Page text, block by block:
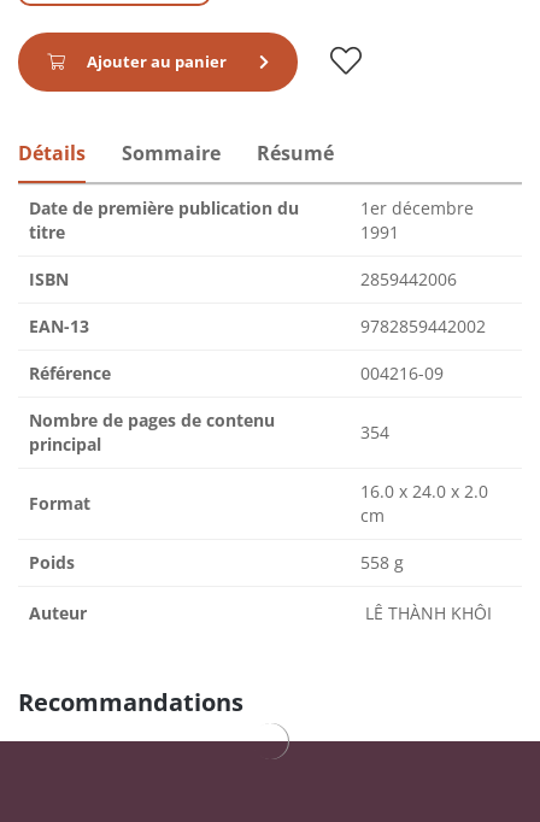
Ajouter au panier
Détails Sommaire Résumé
Date de première publication du
titre
1er décembre
1991
ISBN 2859442006
EAN-13 9782859442002
Référence 004216-09
Nombre de pages de contenu
principal
354
Format
16.0 x 24.0 x 2.0
cm
Poids 558 g
Auteur LÊ THÀNH KHÔI
Recommandations